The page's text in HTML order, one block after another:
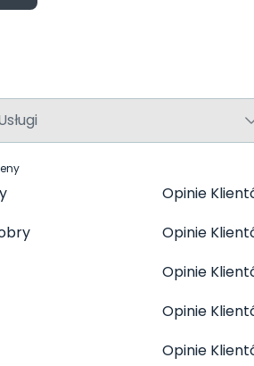
Opinie
Opinie
Opinie
Opinie
Opinie